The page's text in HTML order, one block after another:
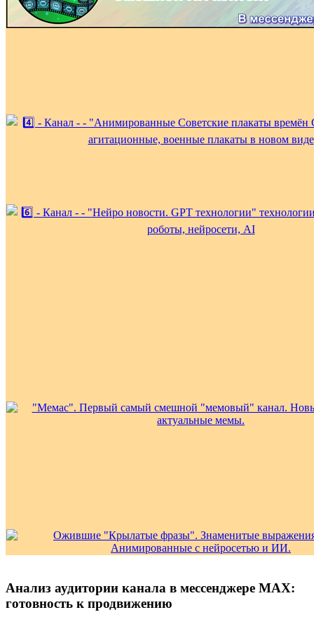
Анализ аудитории канала в мессенджере MAX:
готовность к продвижению